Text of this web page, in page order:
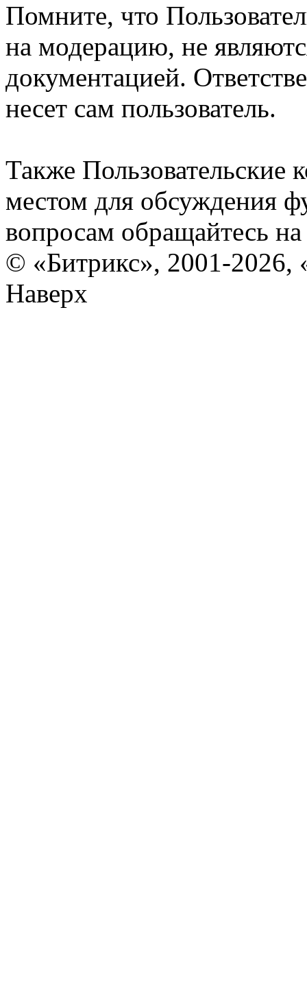
Помните, что
на модерацию, не
документацией.
несет сам пользователь.
Также Пользовательские
местом для обсуждения
вопросам обращайтесь
© «Битрикс», 2001-2026,
Наверх